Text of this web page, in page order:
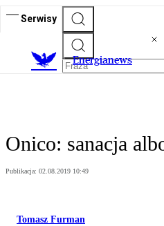
Serwisy
Energianews
Onico: sanacja
Publikacja: 02.08.2019 10:49
Tomasz Furman